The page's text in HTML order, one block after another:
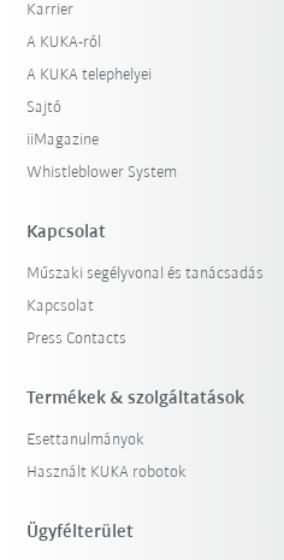
Karrier
A KUKA-ról
A KUKA telephelyei
Sajtó
iiMagazine
Whistleblower System
Kapcsolat
Műszaki segélyvonal és tanácsadás
Kapcsolat
Press Contacts
Termékek & szolgáltatások
Esettanulmányok
Használt KUKA robotok
Ügyfélterület